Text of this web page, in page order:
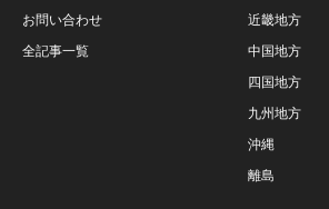
お問い合わせ
全記事一覧
近畿地方
中国地方
四国地方
九州地方
沖縄
離島